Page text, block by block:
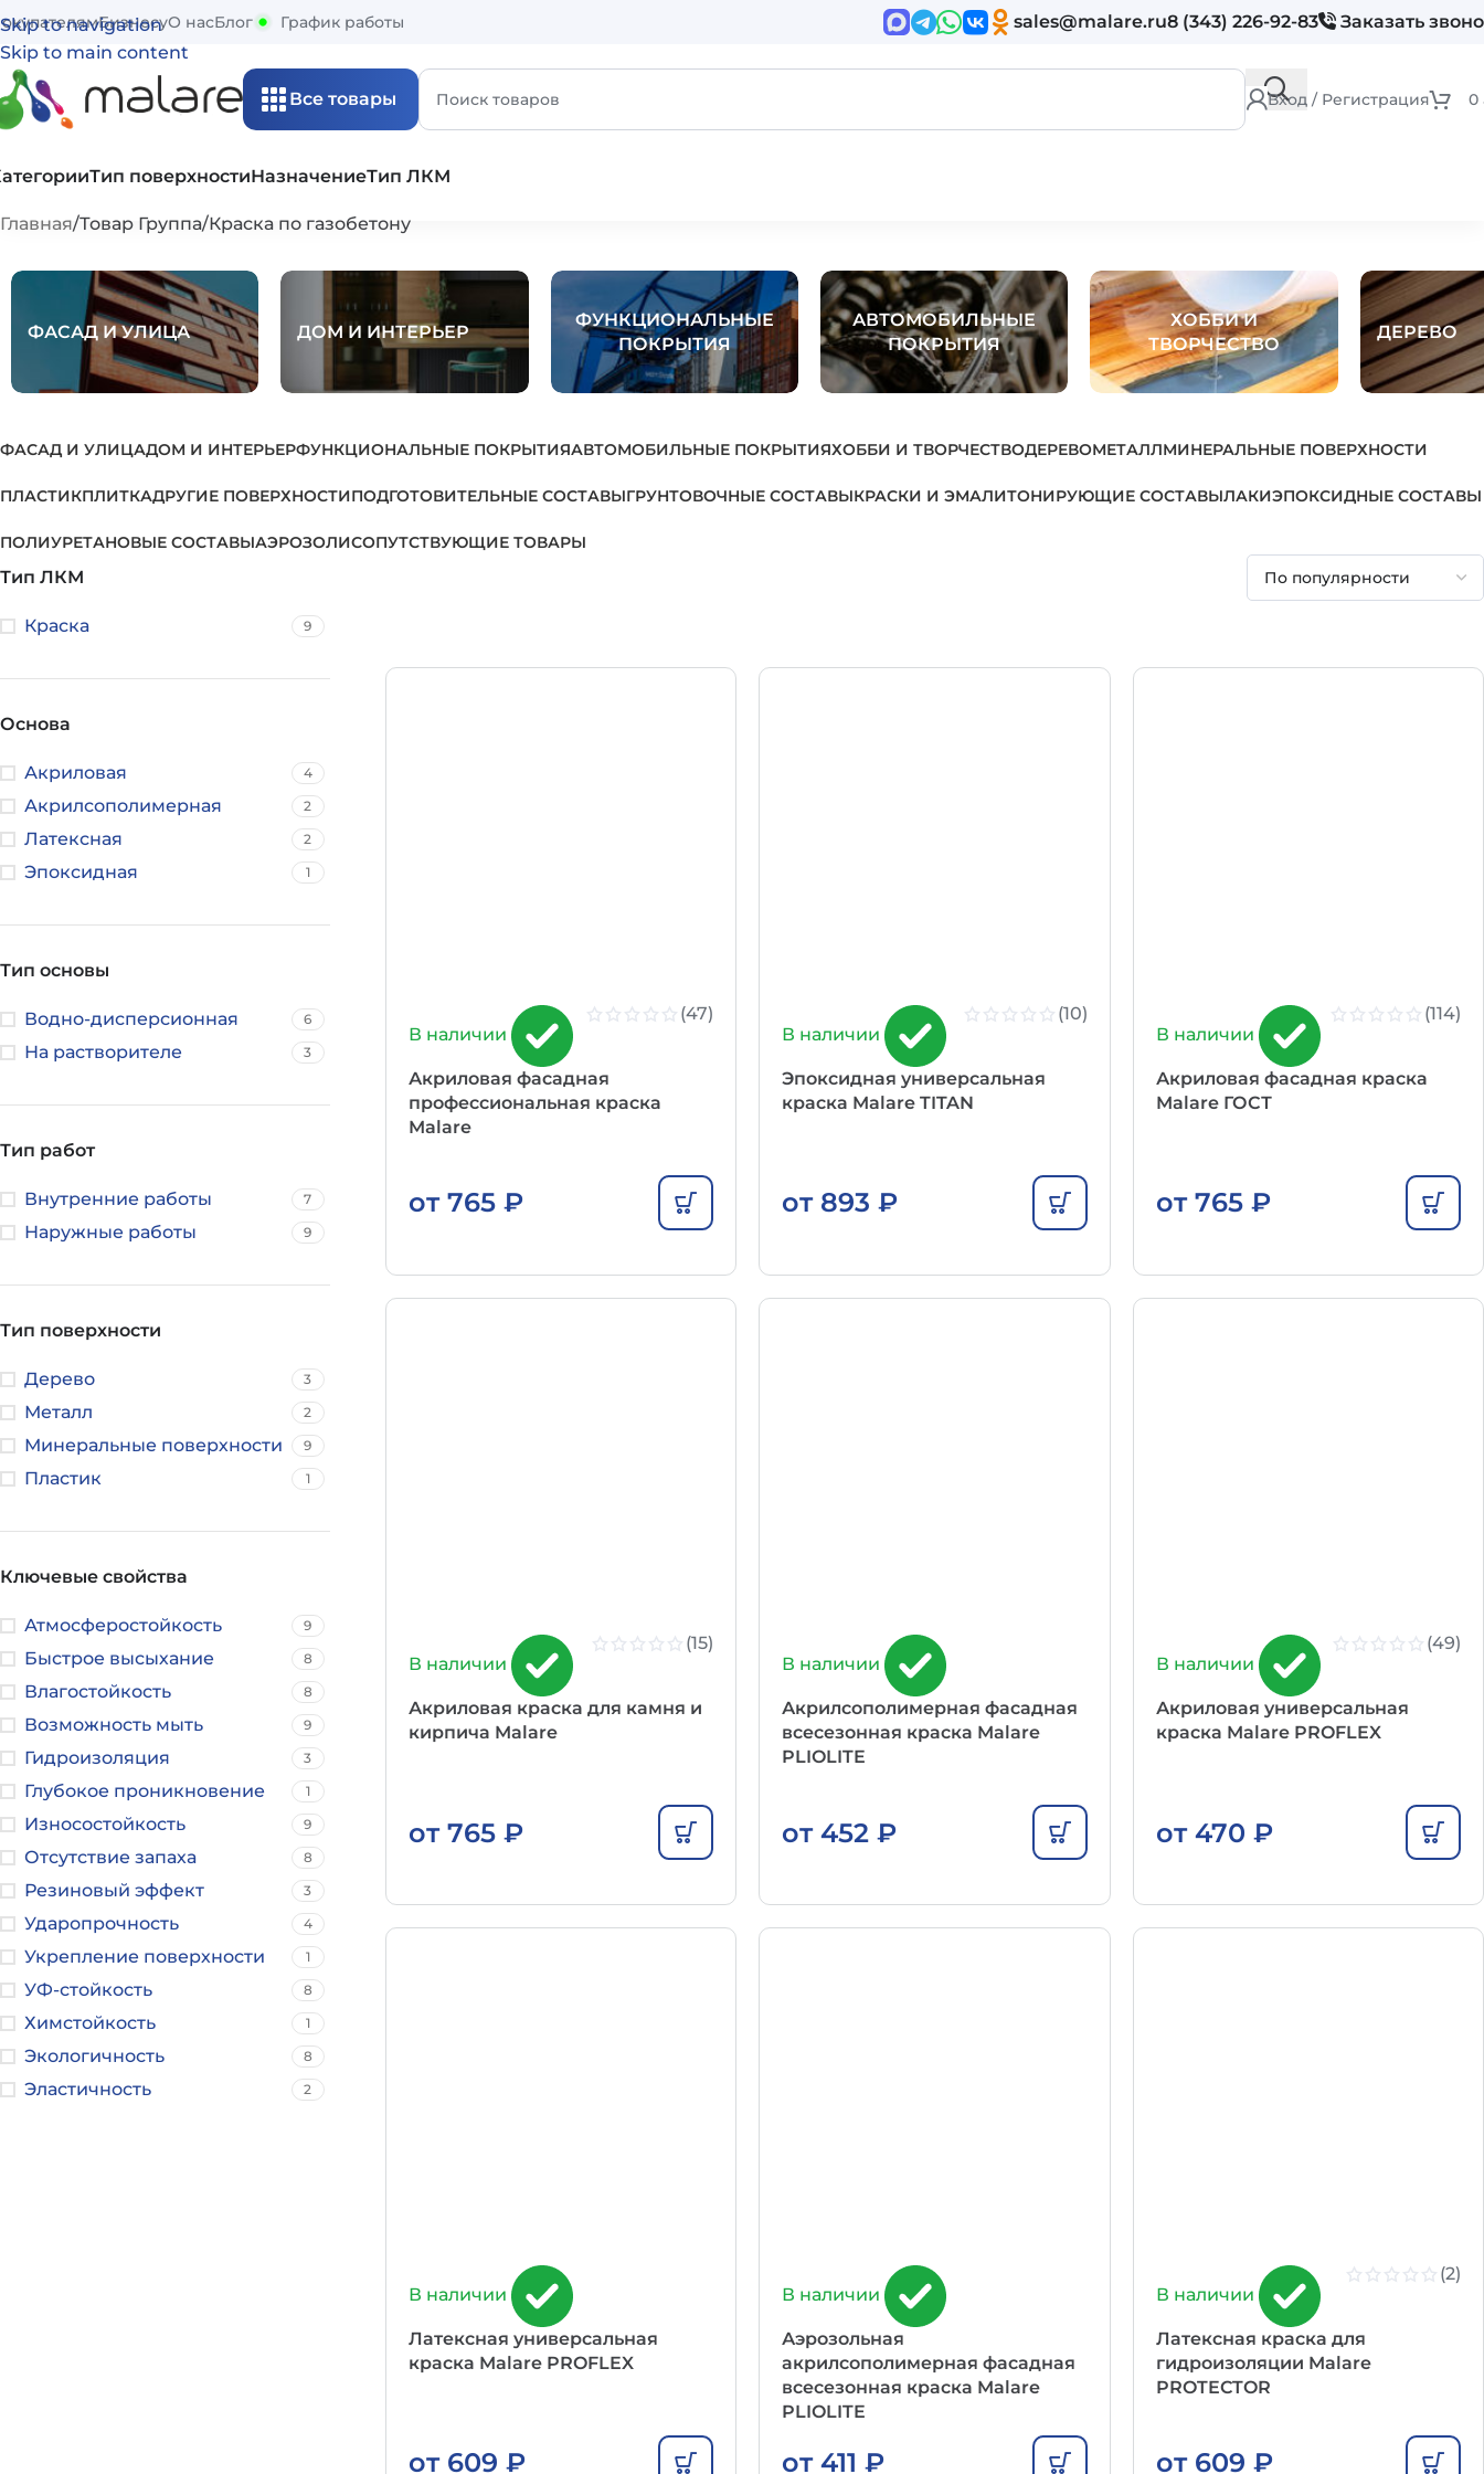
Skip to navigation
Skip to main content
БизнесуО насБлог График работы sales@malare.ru8 (343) 226-92-83 Заказать
Все товары Вход / Регистрация 0
Тип поверхностиНазначениеТип ЛКМ
Главная Товар Группа Краска по газобетону
ФАСАД И УЛИЦА ДОМ И ИНТЕРЬЕР
ФУНКЦИОНАЛЬНЫЕ
ПОКРЫТИЯ
АВТОМОБИЛЬНЫЕ
ПОКРЫТИЯ
ХОББИ И
ТВОРЧЕСТВО
ДЕРЕВО
ФАСАД И УЛИЦАДОМ И ИНТЕРЬЕРФУНКЦИОНАЛЬНЫЕ ПОКРЫТИЯАВТОМОБИЛЬНЫЕ ПОКРЫТИЯХОББИ И ТВОРЧЕСТВОДЕРЕВОМЕТАЛЛМИНЕРАЛЬНЫЕ ПОВЕРХНОСТИ
ПЛАСТИКПЛИТКАДРУГИЕ ПОВЕРХНОСТИПОДГОТОВИТЕЛЬНЫЕ СОСТАВЫГРУНТОВОЧНЫЕ СОСТАВЫКРАСКИ И ЭМАЛИТОНИРУЮЩИЕ СОСТАВЫЛАКИЭПОКСИДНЫЕ СОСТАВЫ
ПОЛИУРЕТАНОВЫЕ СОСТАВЫАЭРОЗОЛИСОПУТСТВУЮЩИЕ ТОВАРЫ
Тип ЛКМ
Краска 9
Основа
Акриловая 4
Акрилсополимерная 2
Латексная 2
Эпоксидная 1
Тип основы
Водно-дисперсионная 6
На растворителе 3
Тип работ
Внутренние работы 7
Наружные работы 9
Тип поверхности
Дерево 3
Металл 2
Минеральные поверхности 9
Пластик 1
Ключевые свойства
Атмосферостойкость 9
Быстрое высыхание 8
Влагостойкость 8
Возможность мыть 9
Гидроизоляция 3
Глубокое проникновение 1
Износостойкость 9
Отсутствие запаха 8
Резиновый эффект 3
Ударопрочность 4
Укрепление поверхности 1
УФ-стойкость 8
Химстойкость 1
Экологичность 8
Эластичность 2
В наличии
(47)
Акриловая фасадная
профессиональная краска
Malare
от 765 ₽
В наличии
(10)
Эпоксидная универсальная
краска Malare TITAN
от 893 ₽
В наличии
(114)
Акриловая фасадная краска
Malare ГОСТ
от 765 ₽
В наличии
(15)
Акриловая краска для камня и
кирпича Malare
от 765 ₽
В наличии
Акрилсополимерная фасадная
всесезонная краска Malare
PLIOLITE
от 452 ₽
В наличии
(49)
Акриловая универсальная
краска Malare PROFLEX
от 470 ₽
В наличии
Латексная универсальная
краска Malare PROFLEX
от 609 ₽
В наличии
Аэрозольная
акрилсополимерная фасадная
всесезонная краска Malare
PLIOLITE
от 411 ₽
В наличии
(2)
Латексная краска для
гидроизоляции Malare
PROTECTOR
от 609 ₽